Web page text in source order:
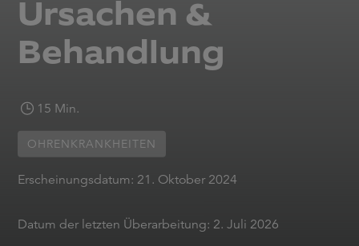
Ursachen &
Behandlung
15 Min.
OHRENKRANKHEITEN
Erscheinungsdatum: 21. Oktober 2024
Datum der letzten Überarbeitung: 2. Juli 2026